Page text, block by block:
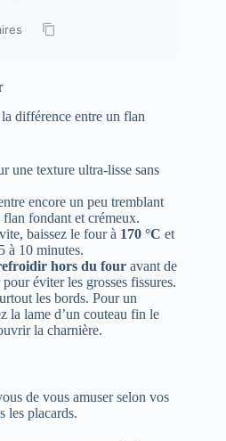
·
différence entre un flan
une texture ultra-lisse sans
encore un peu tremblant
fondant et crémeux.
baissez le four à 170 °C et
à 10 minutes.
hors du four avant de
éviter les grosses fissures.
les bords. Pour un
la lame d’un couteau fin le
la charnière.
de vous amuser selon vos
les placards.